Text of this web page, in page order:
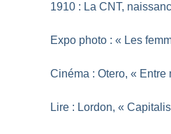
1910 : La CNT,
Expo photo : « Les
Cinéma : Otero, « Entre
Lire : Lordon, «